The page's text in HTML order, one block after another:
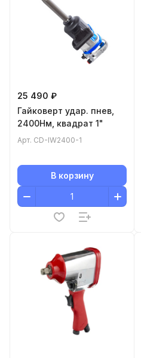
25 490 ₽
Гайковерт удар. пнев,
2400Нм, квадрат 1"
Арт. CD-IW2400-1
В корзину